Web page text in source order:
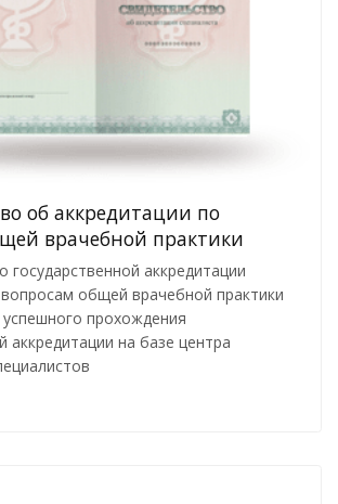
об аккредитации по
врачебной практики
государственной аккредитации
общей врачебной практики
прохождения
аккредитации на базе центра